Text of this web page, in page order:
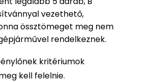
vezethető,
össztömeget meg nem
rendelkeznek.
kritériumok
kell felelnie.